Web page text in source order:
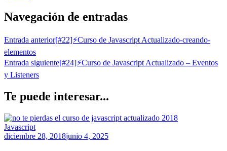
Navegación de entradas
Entrada anterior[#22]⚡Curso de Javascript Actualizado-creando-
elementos
Entrada siguiente[#24]⚡Curso de Javascript Actualizado – Eventos
y Listeners
Te puede interesar...
Javascript
diciembre 28, 2018junio 4, 2025